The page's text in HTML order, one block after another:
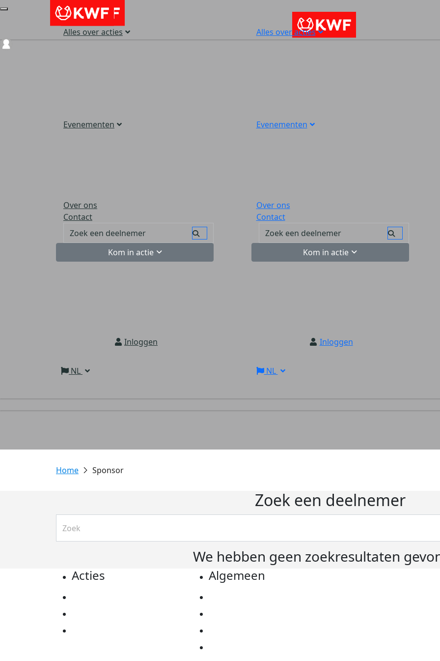
Alles over acties
Evenementen
Over ons
Contact
Kom in actie
Inloggen
NL
Alles over acties
Evenementen
Over ons
Contact
Kom in actie
Inloggen
NL
Sponsor
Zoek een deelnemer
We hebben geen zoekresultaten
Acties Algemeen